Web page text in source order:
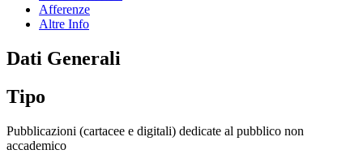
Afferenze
Altre Info
Dati Generali
Tipo
Pubblicazioni (cartacee e digitali) dedicate al pubblico non
accademico